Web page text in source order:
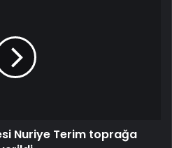
Nuriye Terim toprağa